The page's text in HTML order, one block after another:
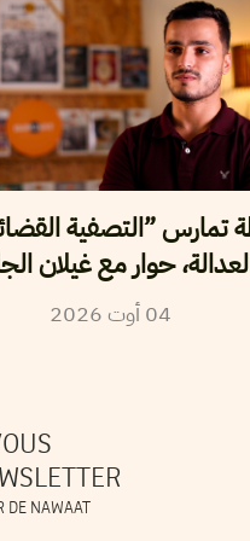
تمارس ”التصفية
حوار مع غيلان
04أوت2026
DE NAWAAT